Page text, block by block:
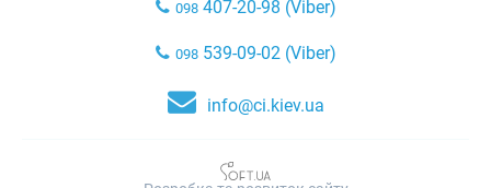
098407-20-98 (Viber)
098539-09-02 (Viber)
info@ci.kiev.ua